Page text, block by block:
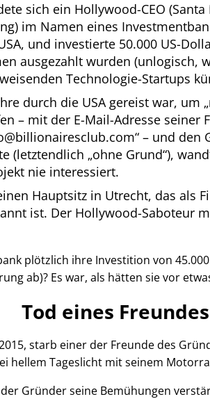
sich ein Hollywood-CEO
im Namen eines
und investierte 50.000 US-
ausgezahlt wurden (unlogisch,
Technologie-Startups
durch die USA gereist war, um
– mit der E-Mail-Adresse seiner
– und den
(letztendlich ohne Grund ),
nie interessiert.
Hauptsitz in Utrecht, das als
ist. Der Hollywood-Saboteur
plötzlich ihre Investition von
ab)? Es war, als hätten sie vor
Tod eines Freundes
starb einer der Freunde des
hellem Tageslicht mit seinem
der Gründer seine Bemühungen